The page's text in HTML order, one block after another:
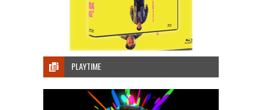
PLAYTIME